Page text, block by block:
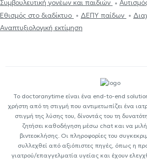
Συμβουλευτική γονέων και παιδιών
Εθισμός στο διαδίκτυο
ΔΕΠΥ παίδων
Αναπτυξιολογική εκτίμηση
Το doctoranytime είναι ένα end-to-end
χρήστη από τη στιγμή που αντιμετωπίζει ένα
στιγμή της λύσης του, δίνοντάς του τη
ζητήσει καθοδήγηση μέσω chat και να
βιντεοκλήσης. Οι πληροφορίες του
συλλεχθεί από αξιόπιστες πηγές, όπως η
γιατρού/επαγγελματία υγείας και έχουν